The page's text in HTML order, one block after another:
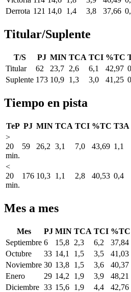
Derrota 121 14,0 1,4 3,8 37,66
Titular/Suplente
T/S PJ MIN TCA TCI %TC
Titular
62 23,7 2,6 6,1 42,97
Suplente 173 10,9 1,3 3,0 41,25
Tiempo en pista
TeP PJ MIN TCA TCI %TC T3A
>
20
min.
59 26,2 3,1 7,0 43,69 1,1
<
20
min.
176 10,3 1,1 2,8 40,53 0,4
Mes a mes
Mes PJ MIN TCA TCI %TC
Septiembre 6 15,8 2,3 6,2 37,84
Octubre
33 14,1 1,5 3,5 41,03
Noviembre 30 13,8 1,5 3,6 40,37
Enero
29 14,2 1,9 3,9 48,21
Diciembre 33 15,6 1,9 4,4 42,76